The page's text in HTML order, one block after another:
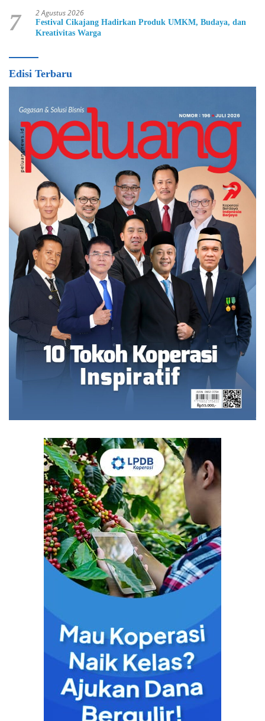
7 2 Agustus 2026
Festival Cikajang Hadirkan Produk UMKM, Budaya, dan
Kreativitas Warga
Edisi Terbaru